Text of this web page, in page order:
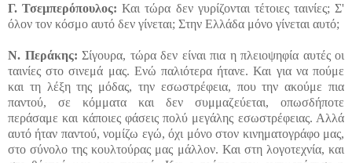
Γ. Τσεμπερόπουλος: Και τώρα δεν γυρίζονται τέτοιες ταινίες; Σ'
όλον τον κόσμο αυτό δεν γίνεται; Στην Ελλάδα μόνο γίνεται αυτό;
Ν. Περάκης: Σίγουρα, τώρα δεν είναι πια η πλειοψηφία αυτές οι
ταινίες στο σινεμά μας. Ενώ παλιότερα ήτανε. Και για να πούμε
και τη λέξη της μόδας, την εσωστρέφεια, που την ακούμε πια
παντού, σε κόμματα και δεν συμμαζεύεται, οπωσδήποτε
περάσαμε και κάποιες φάσεις πολύ μεγάλης εσωστρέφειας. Αλλά
αυτό ήταν παντού, νομίζω εγώ, όχι μόνο στον κινηματογράφο μας,
στο σύνολο της κουλτούρας μας μάλλον. Και στη λογοτεχνία, και